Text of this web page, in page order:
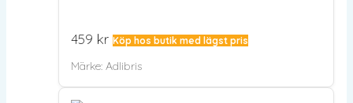
459 kr Köp hos butik med lägst pris
Märke: Adlibris